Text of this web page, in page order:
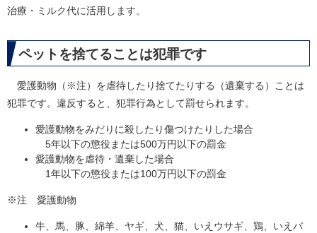
治療・ミルク代に活用します。
ペットを捨てることは犯罪です
愛護動物（※注）を虐待したり捨てたりする（遺棄する）ことは
犯罪です。違反すると、犯罪行為として罰せられます。
愛護動物をみだりに殺したり傷つけたりした場合
5年以下の懲役または500万円以下の罰金
愛護動物を虐待・遺棄した場合
1年以下の懲役または100万円以下の罰金
※注 愛護動物
牛、馬、豚、綿羊、ヤギ、犬、猫、いえウサギ、鶏、いえバ